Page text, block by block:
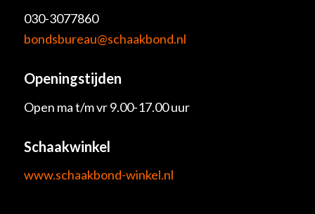
030-3077860
bondsbureau@schaakbond.nl
Openingstijden
Open ma t/m vr 9.00-17.00 uur
Schaakwinkel
www.schaakbond-winkel.nl